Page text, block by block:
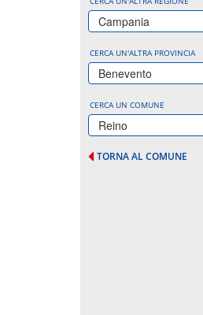
Campania
CERCA UN'ALTRA PROVINCIA
Benevento
CERCA UN COMUNE
Reino
TORNA AL COMUNE